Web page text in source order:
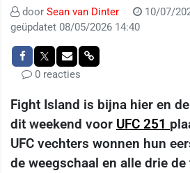
door Sean van Dinter 10/07/
geüpdatet 08/05/2026 14:40
0 reacties
Fight Island is bijna hier en
dit weekend voor UFC 251
UFC vechters wonnen hun
de weegschaal en alle drie